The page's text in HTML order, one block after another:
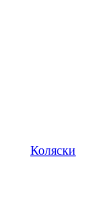
Коляски